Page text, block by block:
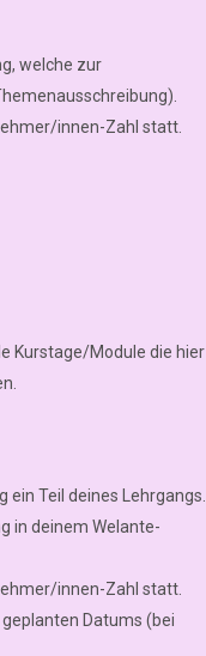
welche zur
innen-Zahl statt.
Kurstage/Module die hier
ein Teil deines Lehrgangs.
in deinem Welante-
innen-Zahl statt.
Datums (bei